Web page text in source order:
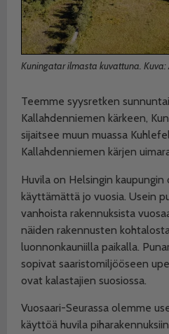
Kuningatar ilmasta kuvattuna. Kuva:
Teemme syysretken
Kallahdenniemen kärkeen,
sijaitsee muun muassa
Kallahdenniemen kärjen
Huvila on Helsingin
käyttämättä jo vuosia. Usein
vanhoista rakennuksista
näiden rakennusten
luonnonkauniilla paikalla.
sopivat saaristomiljööseen
ovat kalastajien suosiossa.
Vuosaari-Seurassa olemme
käyttöä huvila